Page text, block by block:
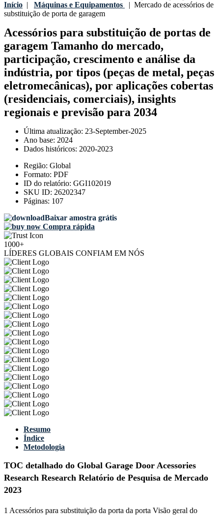
Início | Máquinas e Equipamentos | Mercado de acessórios de
substituição de porta de garagem
Acessórios para substituição de portas de
garagem Tamanho do mercado,
participação, crescimento e análise da
indústria, por tipos (peças de metal, peças
eletromecânicas), por aplicações cobertas
(residenciais, comerciais), insights
regionais e previsão para 2034
Última atualização: 23-September-2025
Ano base: 2024
Dados históricos: 2020-2023
Região: Global
Formato: PDF
ID do relatório: GGI102019
SKU ID: 26202347
Páginas: 107
Baixar amostra grátis
Compra rápida
1000+
LÍDERES GLOBAIS CONFIAM EM NÓS
Resumo
Índice
Metodologia
TOC detalhado do Global Garage Door Acessories
Research Research Relatório de Pesquisa de Mercado
2023
1 Acessórios para substituição da porta da porta Visão geral do